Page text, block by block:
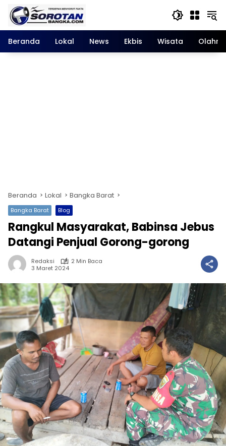
Langsung
konten
Beranda
Lokal News Ekbis Wisata
Beranda Lokal Bangka Barat
Bangka Barat Blog
Rangkul Masyarakat, Babinsa Jebus
Datangi Penjual Gorong-gorong
Redaksi
2 Min Baca
3 Maret 2024